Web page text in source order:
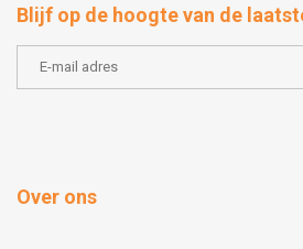
Blijf op de hoogte van de
Over ons